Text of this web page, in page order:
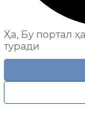
Ҳа, Бу портал
туради